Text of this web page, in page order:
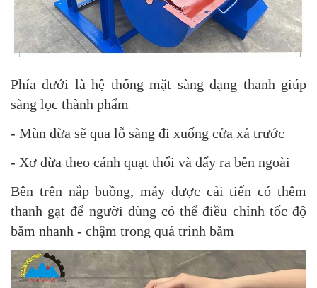
Phía dưới là hệ thống mặt sàng dạng thanh giúp
sàng lọc thành phẩm
- Mùn dừa sẽ qua lỗ sàng đi xuống cửa xả trước
- Xơ dừa theo cánh quạt thổi và đẩy ra bên ngoài
Bên trên nắp buồng, máy được cải tiến có thêm
thanh gạt để người dùng có thể điều chỉnh tốc độ
băm nhanh - chậm trong quá trình băm